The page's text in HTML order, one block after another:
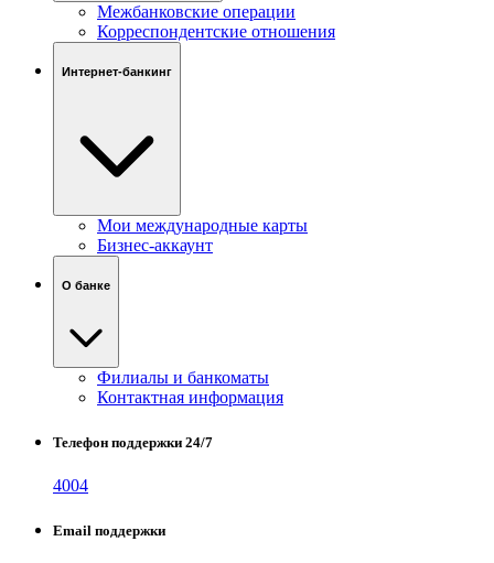
Межбанковские операции
Корреспондентские отношения
Интернет-банкинг
Мои международные карты
Бизнес-аккаунт
О банке
Филиалы и банкоматы
Контактная информация
Телефон поддержки 24/7
4004
Email поддержки